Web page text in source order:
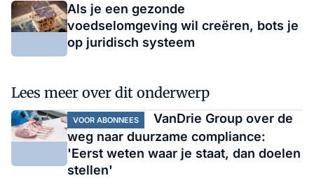
Als je een gezonde
voedselomgeving wil creëren, bots je
op juridisch systeem
Lees meer over dit onderwerp
VOOR ABONNEES
VanDrie Group over de
weg naar duurzame compliance:
'Eerst weten waar je staat, dan doelen
stellen'